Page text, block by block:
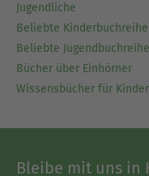
Jugendliche
Beliebte
Beliebte
Bücher über Einhörner
Wissensbücher für Kinder
Bleibe mit uns in